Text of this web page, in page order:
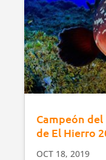
Campeón
de El Hierro
OCT 18, 2019